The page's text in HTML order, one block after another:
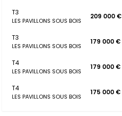
T3
LES PAVILLONS SOUS BOIS
209 000 €
T3
LES PAVILLONS SOUS BOIS
179 000 €
T4
LES PAVILLONS SOUS BOIS
179 000 €
T4
LES PAVILLONS SOUS BOIS
175 000 €